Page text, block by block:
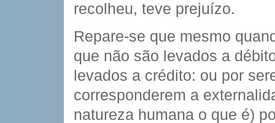
recolheu, teve prejuízo.
Repare-se que mesmo
que não são levados a
levados a crédito: ou por
corresponderem a
natureza humana o que é)